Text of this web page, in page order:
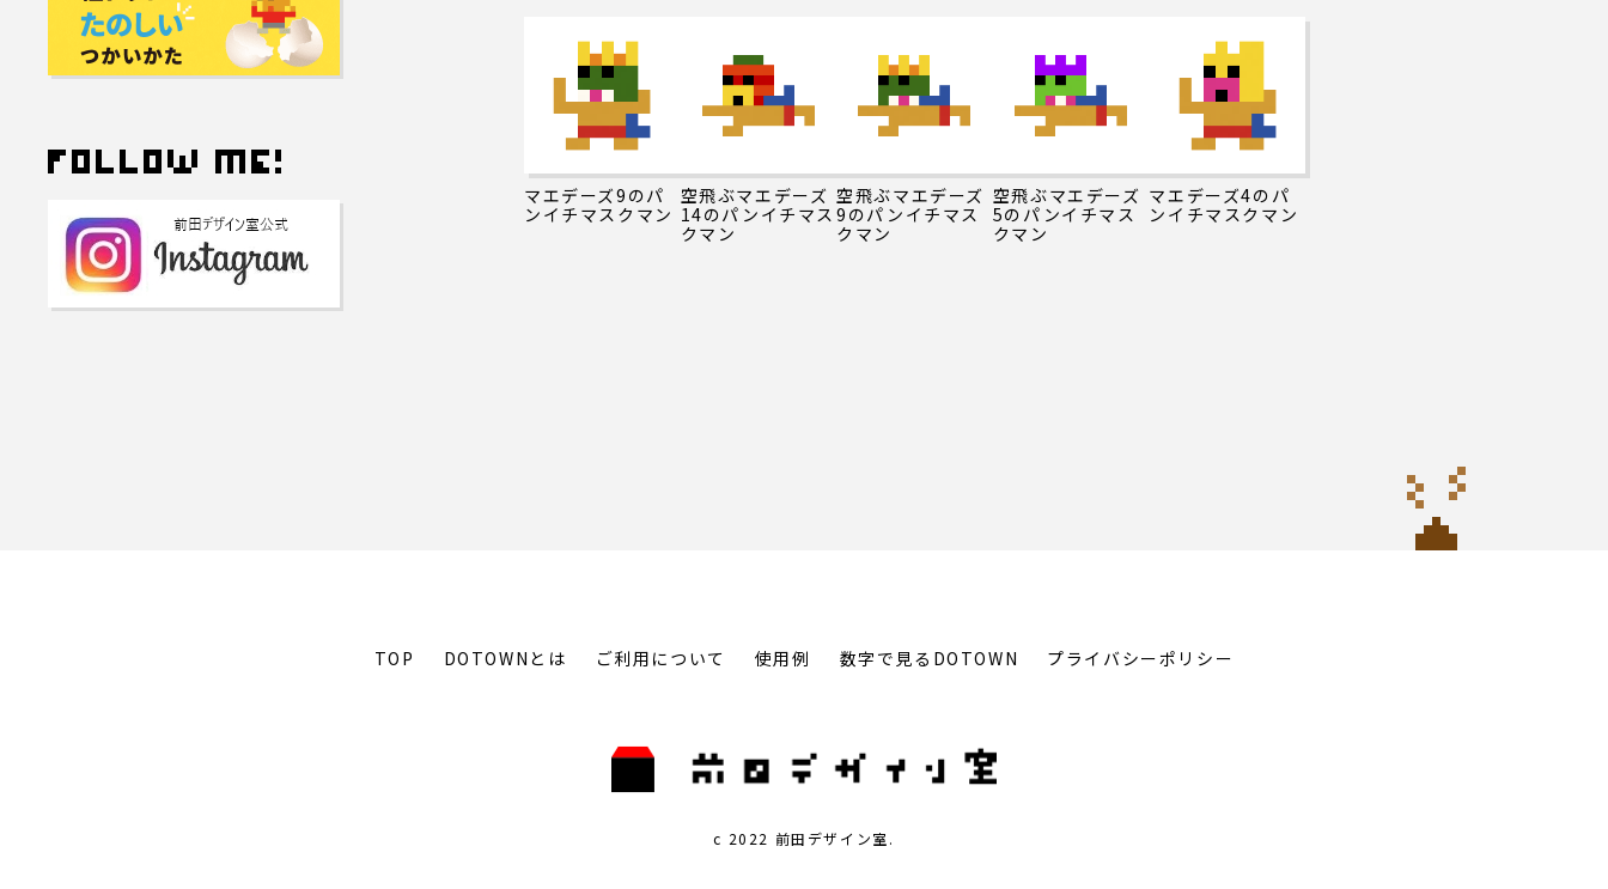
マエデーズ9のパ
ンイチマスクマン
空飛ぶマエデーズ
14のパンイチマス
クマン
空飛ぶマエデーズ
9のパンイチマス
クマン
空飛ぶマエデーズ
5のパンイチマス
クマン
マエデーズ4のパ
ンイチマスクマン
TOP DOTOWNとは ご利用について 使用例 数字で見るDOTOWN プライバシーポリシー
c 2022 前田デザイン室.